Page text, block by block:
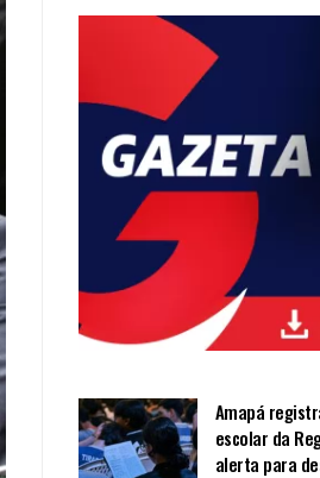
Amapá
escolar da
alerta para